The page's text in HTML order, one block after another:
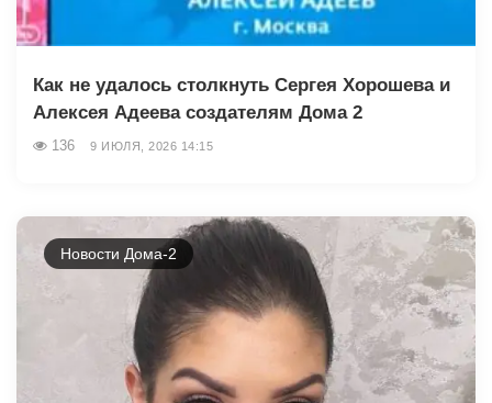
Как не удалось столкнуть Сергея Хорошева и
Алексея Адеева создателям Дома 2
136 9 ИЮЛЯ, 2026 14:15
Новости Дома-2